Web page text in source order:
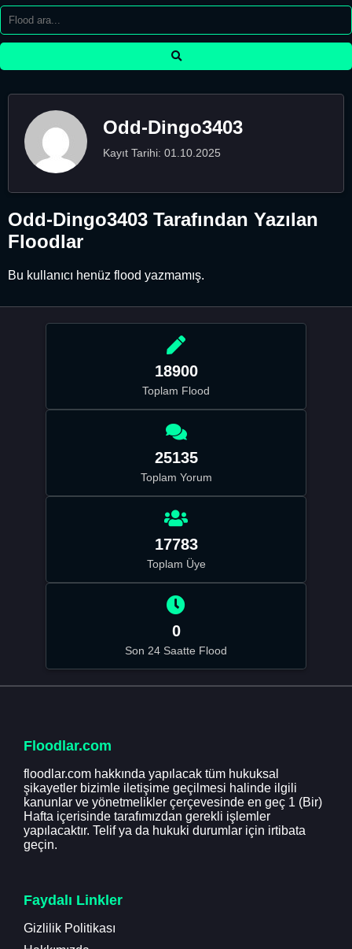
Odd-Dingo3403
Kayıt Tarihi: 01.10.2025
Odd-Dingo3403 Tarafından Yazılan
Floodlar
Bu kullanıcı henüz flood yazmamış.
18900
Toplam Flood
25135
Toplam Yorum
17783
Toplam Üye
0
Son 24 Saatte Flood
Floodlar.com
floodlar.com hakkında yapılacak tüm hukuksal
şikayetler bizimle iletişime geçilmesi halinde ilgili
kanunlar ve yönetmelikler çerçevesinde en geç 1 (Bir)
Hafta içerisinde tarafımızdan gerekli işlemler
yapılacaktır. Telif ya da hukuki durumlar için irtibata
geçin.
Faydalı Linkler
Gizlilik Politikası